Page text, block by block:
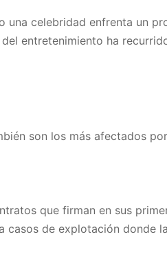
una celebridad enfrenta un
entretenimiento ha
son los más afectados
que firman en sus
casos de explotación donde